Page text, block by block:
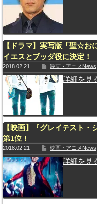
【ドラマ】実写版「聖☆お
イエスとブッダ役に決定！
2018.02.21 映画・アニメNews
詳細を見
【映画】『グレイテスト
第1位！
2018.02.21 映画・アニメNews
詳細を見